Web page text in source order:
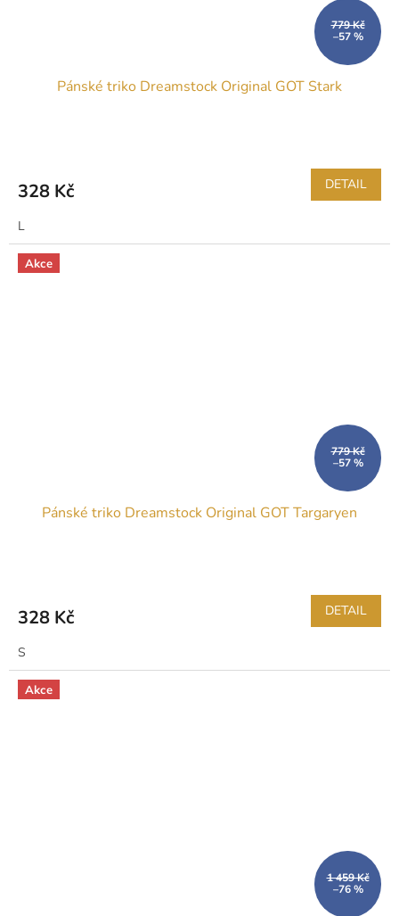
779 Kč
–57 %
Pánské triko Dreamstock Original GOT Stark
328 Kč DETAIL
L
Akce
779 Kč
–57 %
Pánské triko Dreamstock Original GOT Targaryen
328 Kč DETAIL
S
Akce
1 459 Kč
–76 %